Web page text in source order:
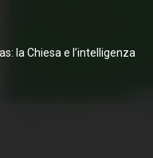
la Chiesa e l’intelligenza